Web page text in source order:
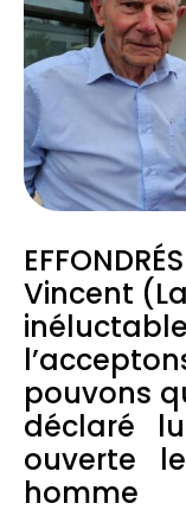
Vincent
pouvons
déclaré
ouverte